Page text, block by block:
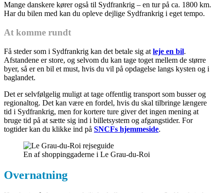
Mange danskere kører også til Sydfrankrig – en tur på ca. 1800 km.
Har du bilen med kan du opleve dejlige Sydfrankrig i eget tempo.
At komme rundt
Få steder som i Sydfrankrig kan det betale sig at leje en bil.
Afstandene er store, og selvom du kan tage toget mellem de større
byer, så er en bil et must, hvis du vil på opdagelse langs kysten og i
baglandet.
Det er selvfølgelig muligt at tage offentlig transport som busser og
regionaltog. Det kan være en fordel, hvis du skal tilbringe længere
tid i Sydfrankrig, men for kortere ture giver det ingen mening at
bruge tid på at sætte sig ind i billetsystem og afgangstider. For
togtider kan du klikke ind på SNCFs hjemmeside.
En af shoppinggaderne i Le Grau-du-Roi
Overnatning